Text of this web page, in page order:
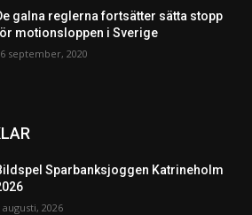
galna reglerna fortsätter sätta stopp
motionsloppen i Sverige
september, 2020
Sparbanksjoggen Katrineholm
augusti, 2026